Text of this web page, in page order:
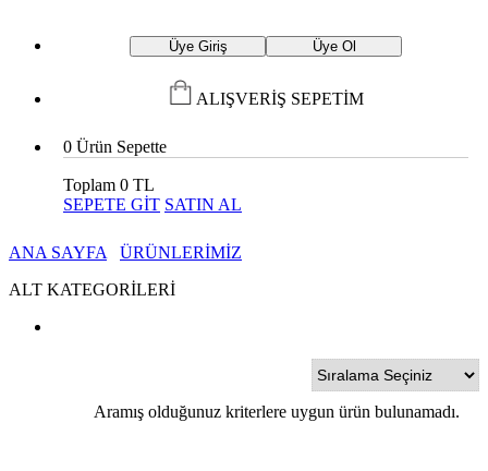
Üye Giriş Üye Ol
ALIŞVERİŞ SEPETİM
0 Ürün Sepette
Toplam 0 TL
SEPETE GİT SATIN AL
ANA SAYFA
ÜRÜNLERİMİZ
ALT KATEGORİLERİ
Aramış olduğunuz kriterlere uygun ürün bulunamadı.